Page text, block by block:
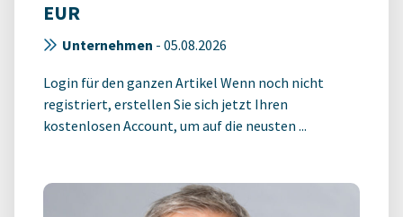
EUR
Unternehmen - 05.08.2026
Login für den ganzen Artikel Wenn noch nicht
registriert, erstellen Sie sich jetzt Ihren
kostenlosen Account, um auf die neusten ...